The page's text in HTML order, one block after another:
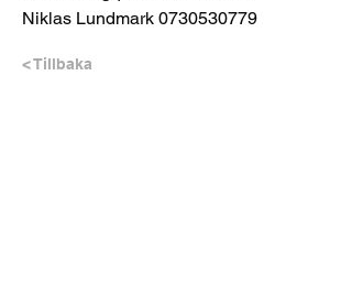
Niklas Lundmark 0730530779
< Tillbaka